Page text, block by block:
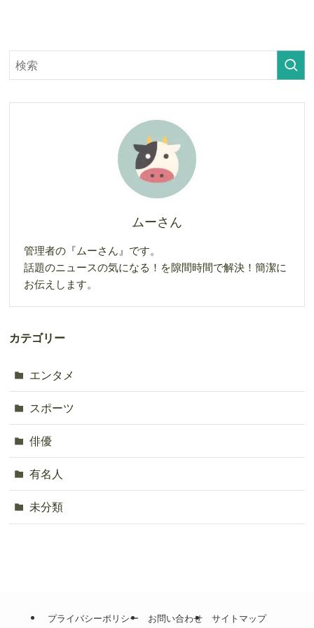
ムーさん
管理者の『ムーさん』です。
話題のニュースの気になる！を隙間時間で解決！簡潔に
お伝えします。
カテゴリー
エンタメ
スポーツ
俳優
有名人
未分類
プライバシーポリシー お問い合わせ サイトマップ